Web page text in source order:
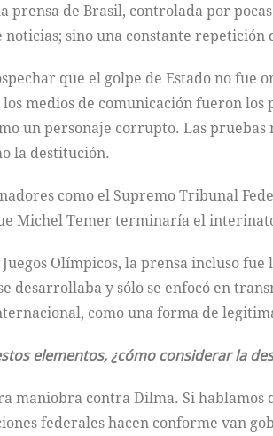
prensa de Brasil, controlada por
noticias; sino una constante
que el golpe de Estado no
los medios de comunicación fueron
un personaje corrupto. Las
la destitución.
como el Supremo Tribunal
Michel Temer terminaría el
Olímpicos, la prensa incluso
desarrollaba y sólo se enfocó en
como una forma de
elementos, ¿cómo considerar la
maniobra contra Dilma. Si
federales hacen conforme van